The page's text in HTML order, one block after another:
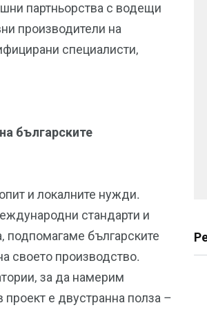
партньорства с водещи
производители на
специалисти,
българските
и локалните нужди.
стандарти и
подпомагаме българските
своето производство.
за да намерим
е двустранна полза –